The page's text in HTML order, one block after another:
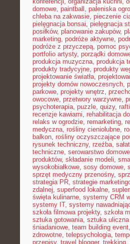
domowe, paintball , paleniska
chleba na zakwasie, pieczenie
pielęgnacja bonsai, pielęgnacja
posiłków, planowanie zakupów,
marketing, podróże aktywne,
podróże z przyczepą, pomoc
portfolio artysty, porządki
produkcja muzyczna, produkcja
produkty tradycyjne, produkty
projektowanie światła,
projekty domów nowoczesnych,
parkowe, projekty wnętrz,
owocowe, przetwory warzywne,
psychoterapia, puzzle, quizy,
recenzje kawiarni, rehabilitacja
relaks w ogrodzie, remarketing,
medyczna, rośliny cieniolubne,
balkon, rośliny oczyszczające
rysunek techniczny, rzeźba,
techniczne, serowarstwo domowe
produktów, składanie modeli,
wysokobiałkowe, sosy domowe,
sprzęt medyczny przenośny,
strategia PR, strategie
zdalnej, superfood lokalne,
święta kulinarne, systemy CRM
systemy IT, systemy
szkoła filmowa projekty, szkoła
sztuka gotowania, sztuka
śniadaniowe, team building event,
zdrowotne, telepsychologia,
przepisy, travel blogger, trekking,